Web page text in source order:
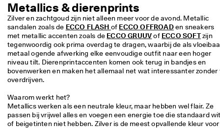
Metallics & dierenprints
Zilver en zachtgoud zijn niet alleen meer voor de avond. Metallic
sandalen zoals de ECCO FLASH of ECCO OFFROAD en sneakers
met metallic accenten zoals de ECCO GRUUV of ECCO SOFT zijn
tegenwoordig ook prima overdag te dragen, waarbij de als
metaal ogende afwerking elke eenvoudige outfit naar een hoger
niveau tilt. Dierenprintaccenten komen ook terug in bandjes en
bovenwerken en maken het allemaal net wat interessanter zonder
overdrijven.
Waarom werkt het?
Metallics werken als een neutrale kleur, maar hebben wel flair. Ze
passen bij vrijwel alles en voegen een energie toe die standaard
of beigetinten niet hebben. Zilver is de meest opvallende kleur voor